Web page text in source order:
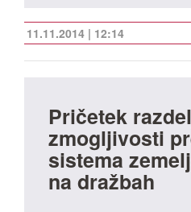
11.11.2014 | 12:14
Pričetek
zmogljivosti
sistema
na dražbah